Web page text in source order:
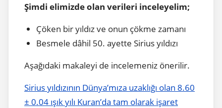
Şimdi elimizde olan verileri inceleyelim;
Çöken bir yıldız ve onun çökme zamanı
Besmele dâhil 50. ayette Sirius yıldızı
Aşağıdaki makaleyi de incelemeniz önerilir.
Sirius yıldızının Dünya’mıza uzaklığı olan 8.60
± 0.04 ışık yılı Kuran’da tam olarak işaret